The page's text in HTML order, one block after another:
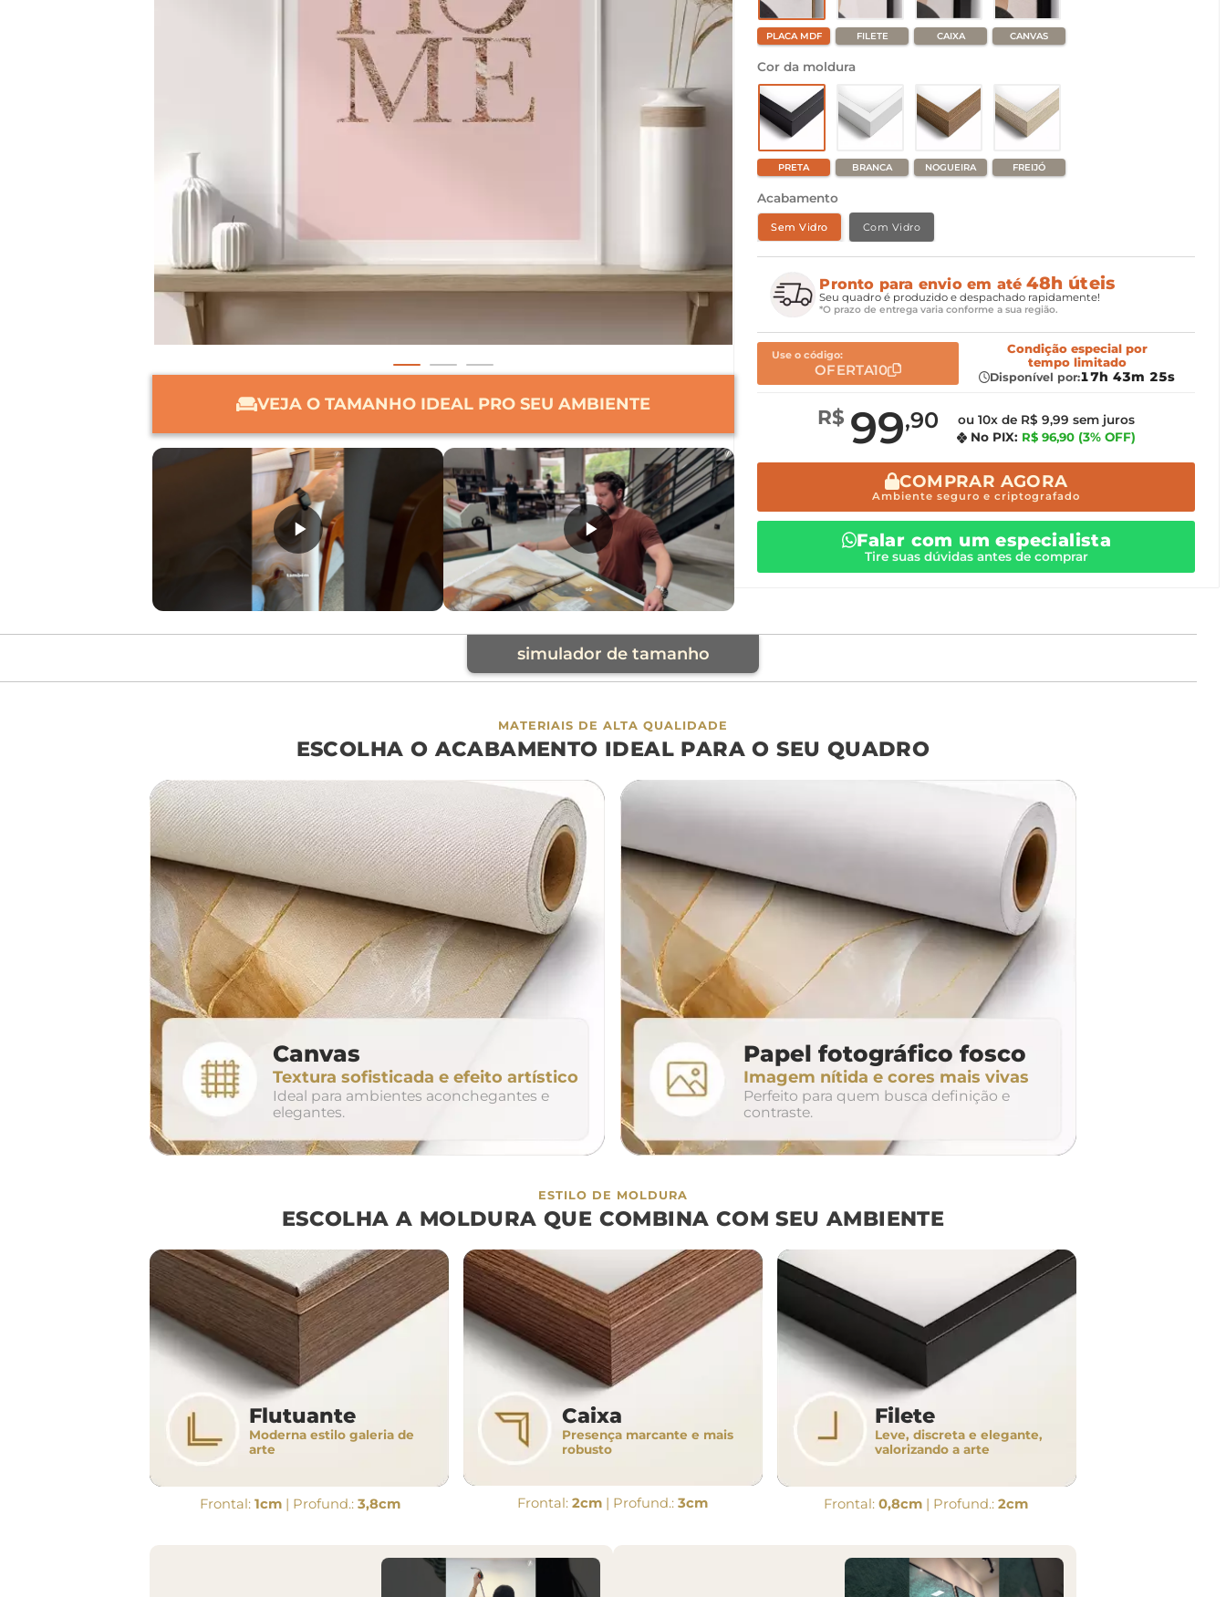
VEJA O TAMANHO IDEAL PRO SEU AMBIENTE
PLACA MDF FILETE CAIXA CANVAS
Cor da moldura
PRETA BRANCA NOGUEIRA FREIJÓ
Acabamento
Sem Vidro Com Vidro
Pronto para envio em até48h úteis
Seu quadro é produzido e despachado rapidamente!
*O prazo de entrega varia conforme a sua região.
Use o código:
OFERTA10
Condição especialpor
tempo limitado
Disponível por:17h 43m 24s
R$ 99,90
ou 10x de R$ 9,99 sem juros
No PIX: R$ 96,90 (3% OFF)
COMPRAR AGORA
Ambiente seguro e criptografado
Falar com um especialista
Tire suas dúvidas antes de comprar
simulador de tamanho
largura aproximada
160cm 200cm 240cm
280cm 320cm
conjunto
avulso duo trio
o tamanho ideal para o seu ambiente é
dúvidas? Fale com nossa
equipe de atendimento!
MATERIAIS DE ALTA QUALIDADE
ESCOLHA O ACABAMENTO IDEAL PARA O SEU QUADRO
Canvas
Textura sofisticada e efeito artístico
Ideal para ambientes aconchegantes e
elegantes.
Papel fotográfico fosco
Imagem nítida e cores mais vivas
Perfeito para quem busca definição e
contraste.
ESTILO DE MOLDURA
ESCOLHA A MOLDURA QUE COMBINA COM SEU AMBIENTE
Flutuante
Moderna estilo galeria de
arte
Frontal: 1cm| Profund.: 3,8cm
Caixa
Presença marcante e mais
robusto
Frontal:2cm | Profund.:3cm
Filete
Leve, discreta e elegante,
valorizando a arte
Frontal:0,8cm | Profund.:2cm